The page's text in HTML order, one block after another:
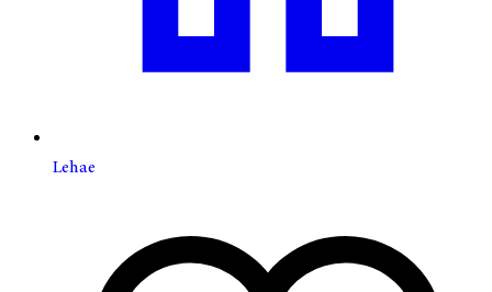
Lehae